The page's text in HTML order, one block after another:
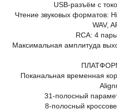
USB-разъём с
Чтение звуковых форматов:
WAV,
RCA: 4
Максимальная амплитуда
Поканальная временная
31-полосный
8-полосный